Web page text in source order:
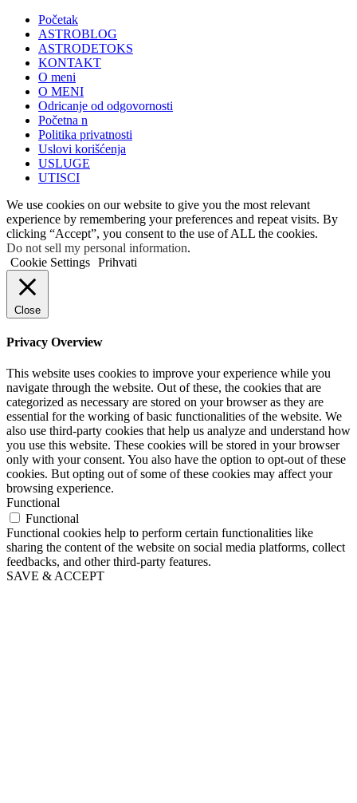
Početak
ASTROBLOG
ASTRODETOKS
KONTAKT
O meni
O MENI
Odricanje od odgovornosti
Početna n
Politika privatnosti
Uslovi korišćenja
USLUGE
UTISCI
We use cookies on our website to give you the most relevant
experience by remembering your preferences and repeat visits. By
clicking “Accept”, you consent to the use of ALL the cookies.
Do not sell my personal information.
Cookie Settings Prihvati
Close
Privacy Overview
This website uses cookies to improve your experience while you
navigate through the website. Out of these, the cookies that are
categorized as necessary are stored on your browser as they are
essential for the working of basic functionalities of the website. We
also use third-party cookies that help us analyze and understand how
you use this website. These cookies will be stored in your browser
only with your consent. You also have the option to opt-out of these
cookies. But opting out of some of these cookies may affect your
browsing experience.
Functional
Functional
Functional cookies help to perform certain functionalities like
sharing the content of the website on social media platforms, collect
feedbacks, and other third-party features.
SAVE & ACCEPT